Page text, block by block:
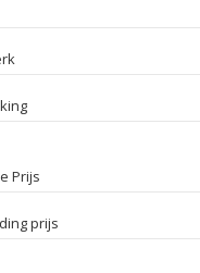
Prijs
prijs